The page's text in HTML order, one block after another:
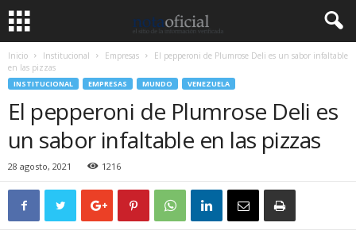
Inicio Institucional Empresas
El pepperoni de Plumrose Deli es un sabor infaltable
en las pizzas
INSTITUCIONAL EMPRESAS MUNDO VENEZUELA
El pepperoni de Plumrose Deli es
un sabor infaltable en las pizzas
28 agosto, 2021 1216